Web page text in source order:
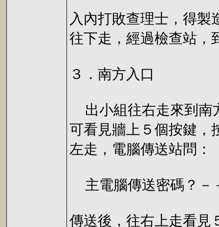
入內打敗查理士，得
往下走，經過檢查站，
３．南方入口
出小組往右走來到南
可看見牆上５個按鍵，
左走，電腦傳送站問：
主電腦傳送密碼？－
傳送後，往右上走看見